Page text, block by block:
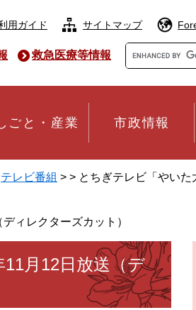
用ガイド サイトマップ
救急医療等情報
Google
カ
ス
タ
索
ごと・産業 市政情報
テレビ番組 > > とちぎテレビ「やい
ィレクターズカット）
月12日放送（デ